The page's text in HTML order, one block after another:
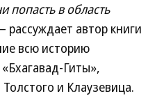
попасть в область
рассуждает автор книги
всю историю
Гиты»,
и Клаузевица.